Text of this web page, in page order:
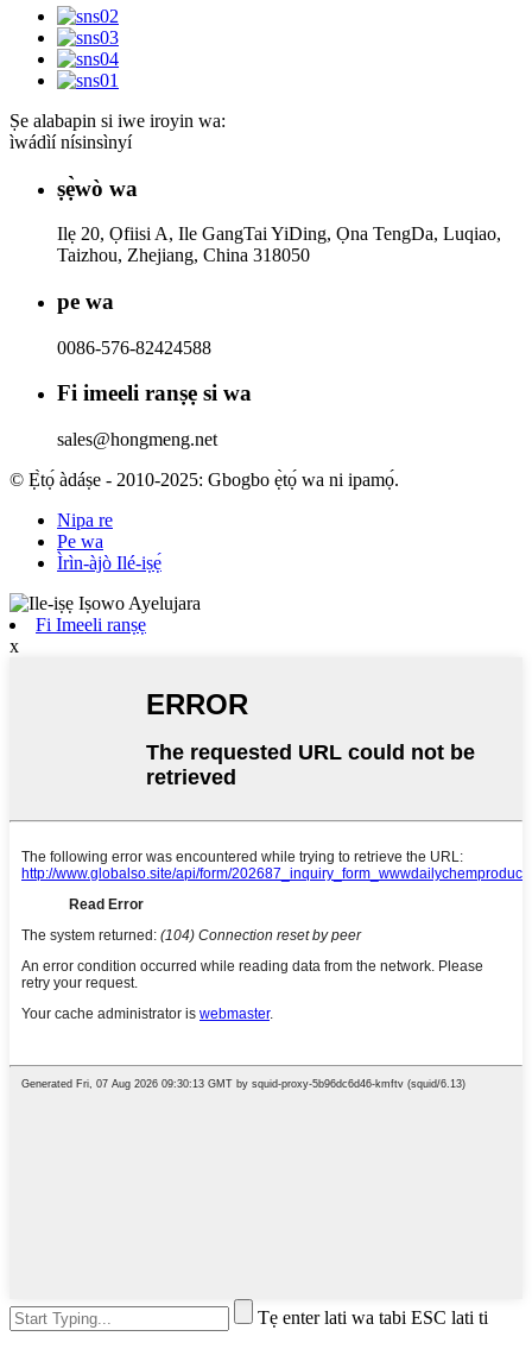
Ṣe alabapin si iwe iroyin wa:
ìwádìí nísinsìnyí
ṣẹ̀wò wa
Ilẹ 20, Ọfiisi A, Ile GangTai YiDing, Ọna TengDa, Luqiao,
Taizhou, Zhejiang, China 318050
pe wa
0086-576-82424588
Fi imeeli ranṣẹ si wa
sales@hongmeng.net
© Ẹ̀tọ́ àdáṣe - 2010-2025: Gbogbo ẹ̀tọ́ wa ni ipamọ́.
Nipa re
Pe wa
Ìrìn-àjò Ilé-iṣẹ́
Fi Imeeli ranṣẹ
x
Tẹ enter lati wa tabi ESC lati ti